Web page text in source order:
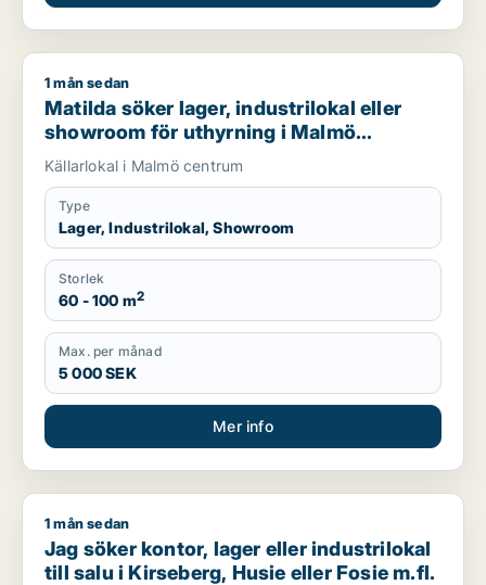
Matilda söker lager, industrilokal eller showroom för
1 mån sedan
Matilda söker lager, industrilokal eller
showroom för uthyrning i Malmö
Centrum
Källarlokal i Malmö centrum
Type
Lager, Industrilokal, Showroom
Storlek
60 - 100 m2
Max. per månad
5 000 SEK
Mer info
Jag söker kontor, lager eller industrilokal till salu i Kirseberg,
1 mån sedan
Jag söker kontor, lager eller industrilokal
till salu i Kirseberg, Husie eller Fosie m.fl.